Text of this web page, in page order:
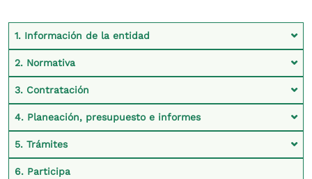
Contexto Ley de Transparencia
1. Información de la entidad
2. Normativa
3. Contratación
4. Planeación, presupuesto e informes
5. Trámites
6. Participa